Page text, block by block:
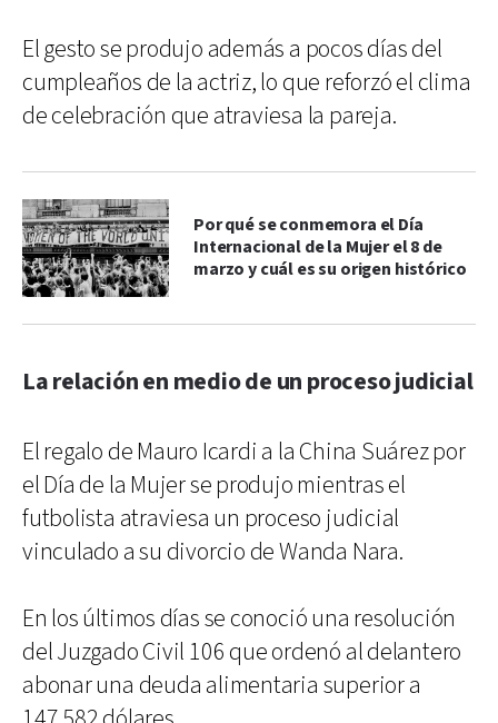
El gesto se produjo además a pocos días del
cumpleaños de la actriz, lo que reforzó el clima
de celebración que atraviesa la pareja.
Por qué se conmemora el Día
Internacional de la Mujer el 8 de
marzo y cuál es su origen histórico
La relación en medio de un proceso judicial
El regalo de Mauro Icardi a la China Suárez por
el Día de la Mujer se produjo mientras el
futbolista atraviesa un proceso judicial
vinculado a su divorcio de Wanda Nara.
En los últimos días se conoció una resolución
del Juzgado Civil 106 que ordenó al delantero
abonar una deuda alimentaria superior a